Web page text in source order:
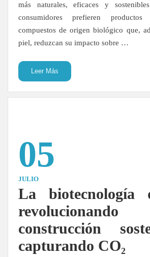
más naturales, eficaces y
consumidores prefieren
compuestos de origen biológico que,
piel, reduzcan su impacto sobre …
Leer Más
05
JULIO
La biotecnología
construcción
capturando CO₂